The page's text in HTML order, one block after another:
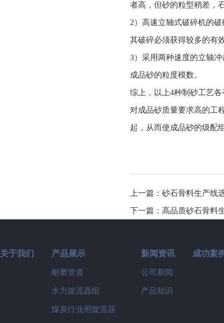
者高，但砂的粒型稍差，
2）高速立轴式破碎机的
其破碎必须获得较多的有
3）采用两种速度的立轴
成品砂的粒度模数。
综上，以上4种制砂工艺
对成品砂质量要求高的工
起，从而使成品砂的级配
上一篇：砂石骨料生产线
下一篇：高品质砂石骨料
关于我们 产品展示
耐磨管道
水力旋流器组
煤炭行业用旋流器
新闻资讯
公司新闻
产品知识
成功案